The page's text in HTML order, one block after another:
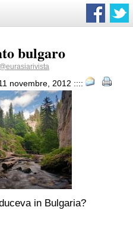
bulgaro
@eurasiarivista
novembre, 2012 ::::
in Bulgaria?